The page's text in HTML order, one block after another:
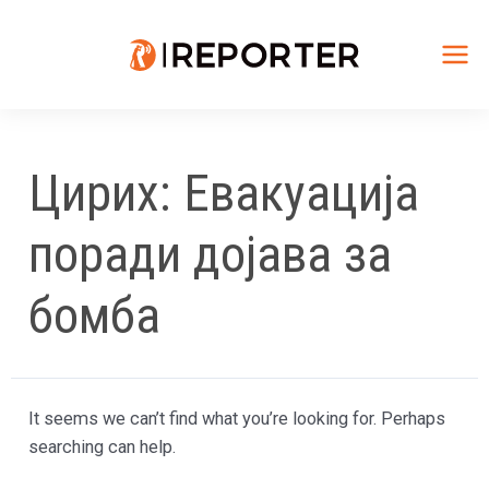
Цирих: Евакуација
поради дојава за
бомба
It seems we can’t find what you’re looking for. Perhaps
searching can help.